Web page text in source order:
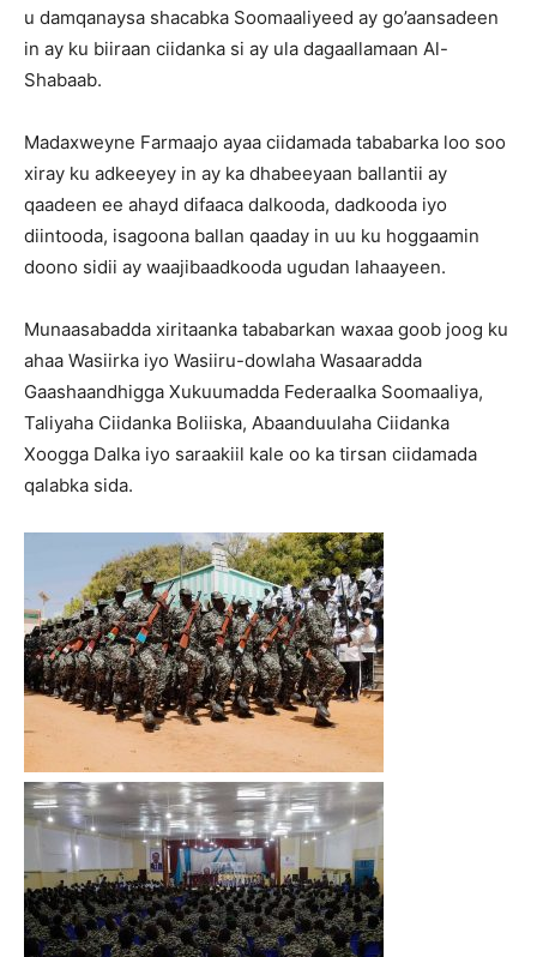
u damqanaysa shacabka Soomaaliyeed ay go’aansadeen
in ay ku biiraan ciidanka si ay ula dagaallamaan Al-
Shabaab.
Madaxweyne Farmaajo ayaa ciidamada tababarka loo soo
xiray ku adkeeyey in ay ka dhabeeyaan ballantii ay
qaadeen ee ahayd difaaca dalkooda, dadkooda iyo
diintooda, isagoona ballan qaaday in uu ku hoggaamin
doono sidii ay waajibaadkooda ugudan lahaayeen.
Munaasabadda xiritaanka tababarkan waxaa goob joog ku
ahaa Wasiirka iyo Wasiiru-dowlaha Wasaaradda
Gaashaandhigga Xukuumadda Federaalka Soomaaliya,
Taliyaha Ciidanka Boliiska, Abaanduulaha Ciidanka
Xoogga Dalka iyo saraakiil kale oo ka tirsan ciidamada
qalabka sida.